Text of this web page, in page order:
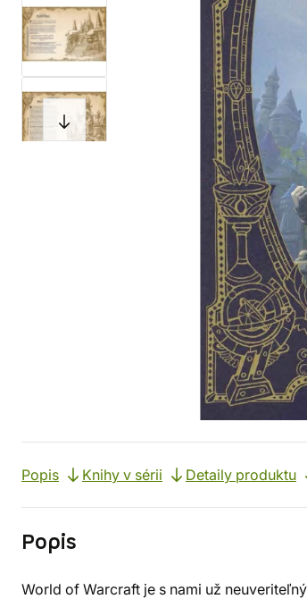
Popis Knihy v sérii Detaily produktu
Popis
World of Warcraft je s nami už